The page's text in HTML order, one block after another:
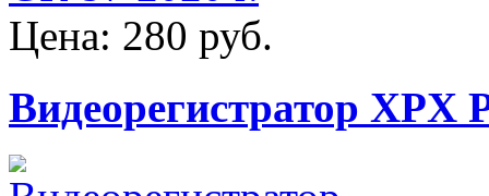
Цена: 280 руб.
Видеорегистратор XPX